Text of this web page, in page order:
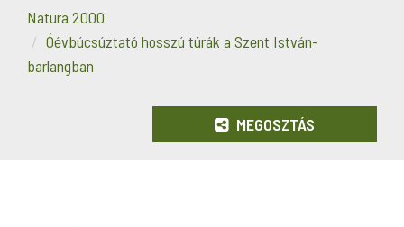
Natura 2000
Óévbúcsúztató hosszú túrák a Szent István-
barlangban
MEGOSZTÁS